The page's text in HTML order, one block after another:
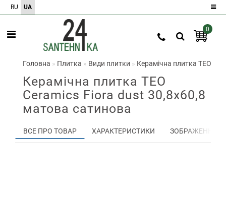
RU UA
Реєстрація 0
Головна Плитка Види плитки Керамічна плитка TEO
Керамічна плитка TEO
Ceramics Fiora dust 30,8х60,8
матова сатинова
ВСЕ ПРО ТОВАР ХАРАКТЕРИСТИКИ ЗОБРАЖЕННЯ